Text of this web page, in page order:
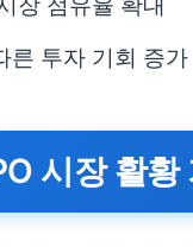
장 점유율 확대
른 투자 기회 증가
시장 활황